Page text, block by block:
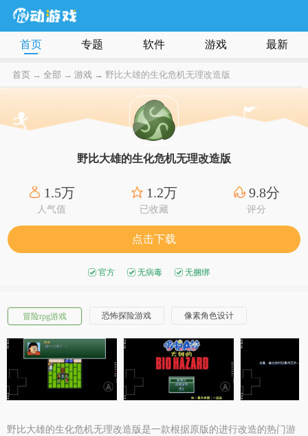
首页 专题 软件 游戏 最新
首页→ 全部 → 游戏 → 野比大雄的生化危机无理改造版
野比大雄的生化危机无理改造版
1.5万
人气值
1.2万
已收藏
9.8分
评分
点击下载
官方 无病毒 无捆绑
冒险rpg游戏 恐怖探险游戏 像素角色设计
野比大雄的生化危机无理改造版是一款根据原版的进行改造的热门游